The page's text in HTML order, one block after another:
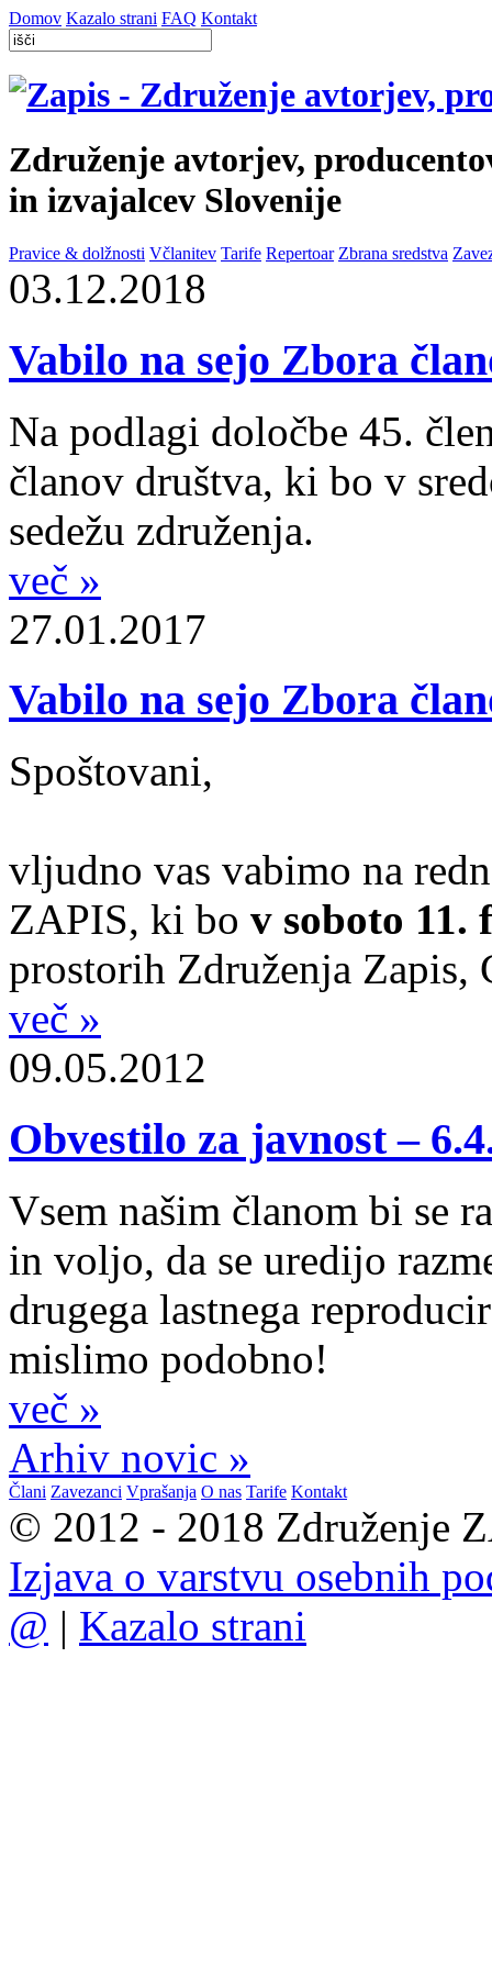
Domov Kazalo strani FAQ Kontakt
Združenje avtorjev,
in izvajalcev Slovenije
Pravice & dolžnosti Včlanitev Tarife Repertoar Zbrana sredstva
03.12.2018
Vabilo na sejo Zbora
Na podlagi določbe 45.
članov društva, ki bo v
sedežu združenja.
več »
27.01.2017
Vabilo na sejo Zbora
Spoštovani,
vljudno vas vabimo na
ZAPIS, ki bo v soboto 11.
prostorih Združenja
več »
09.05.2012
Obvestilo za javnost –
Vsem našim članom bi se
in voljo, da se uredijo
drugega lastnega
mislimo podobno!
več »
Arhiv novic »
Člani Zavezanci Vprašanja O nas Tarife Kontakt
© 2012 - 2018 Združenje
Izjava o varstvu osebnih
@ | Kazalo strani